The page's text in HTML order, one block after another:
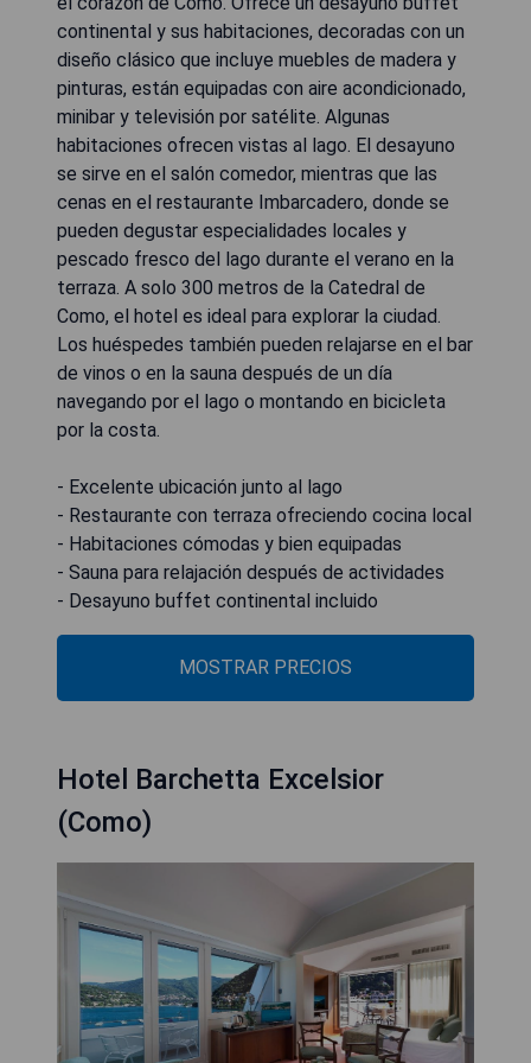
continental y sus habitaciones, decoradas con un
diseño clásico que incluye muebles de madera y
pinturas, están equipadas con aire acondicionado,
minibar y televisión por satélite. Algunas
habitaciones ofrecen vistas al lago. El desayuno
se sirve en el salón comedor, mientras que las
cenas en el restaurante Imbarcadero, donde se
pueden degustar especialidades locales y
pescado fresco del lago durante el verano en la
terraza. A solo 300 metros de la Catedral de
Como, el hotel es ideal para explorar la ciudad.
Los huéspedes también pueden relajarse en el bar
de vinos o en la sauna después de un día
navegando por el lago o montando en bicicleta
por la costa.
- Excelente ubicación junto al lago
- Restaurante con terraza ofreciendo cocina local
- Habitaciones cómodas y bien equipadas
- Sauna para relajación después de actividades
- Desayuno buffet continental incluido
MOSTRAR PRECIOS
Hotel Barchetta Excelsior
(Como)